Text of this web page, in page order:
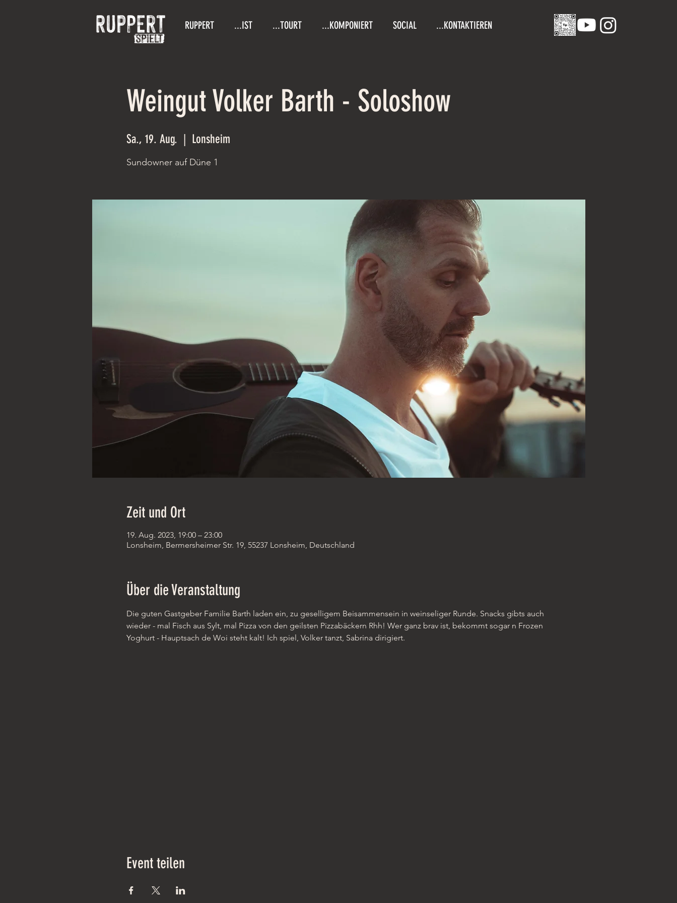
RUPPERT ...IST ...TOURT ...KOMPONIERT SOCIAL ...KONTAKTIEREN
Weingut Volker Barth - Soloshow
Sa., 19. Aug. Lonsheim
Sundowner auf Düne 1
Zeit und Ort
19. Aug. 2023, 19:00 – 23:00
Lonsheim, Bermersheimer Str. 19, 55237 Lonsheim, Deutschland
Über die Veranstaltung
Die guten Gastgeber Familie Barth laden ein, zu geselligem Beisammensein in weinseliger Runde. Snacks gibts auch
wieder - mal Fisch aus Sylt, mal Pizza von den geilsten Pizzabäckern Rhh! Wer ganz brav ist, bekommt sogar n Frozen
Yoghurt - Hauptsach de Woi steht kalt! Ich spiel, Volker tanzt, Sabrina dirigiert.
Event teilen